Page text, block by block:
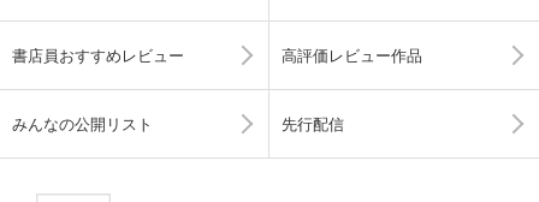
書店員おすすめレビュー 高評価レビュー作品
みんなの公開リスト 先行配信